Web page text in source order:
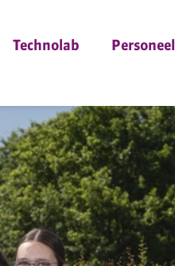
Technolab Personeel